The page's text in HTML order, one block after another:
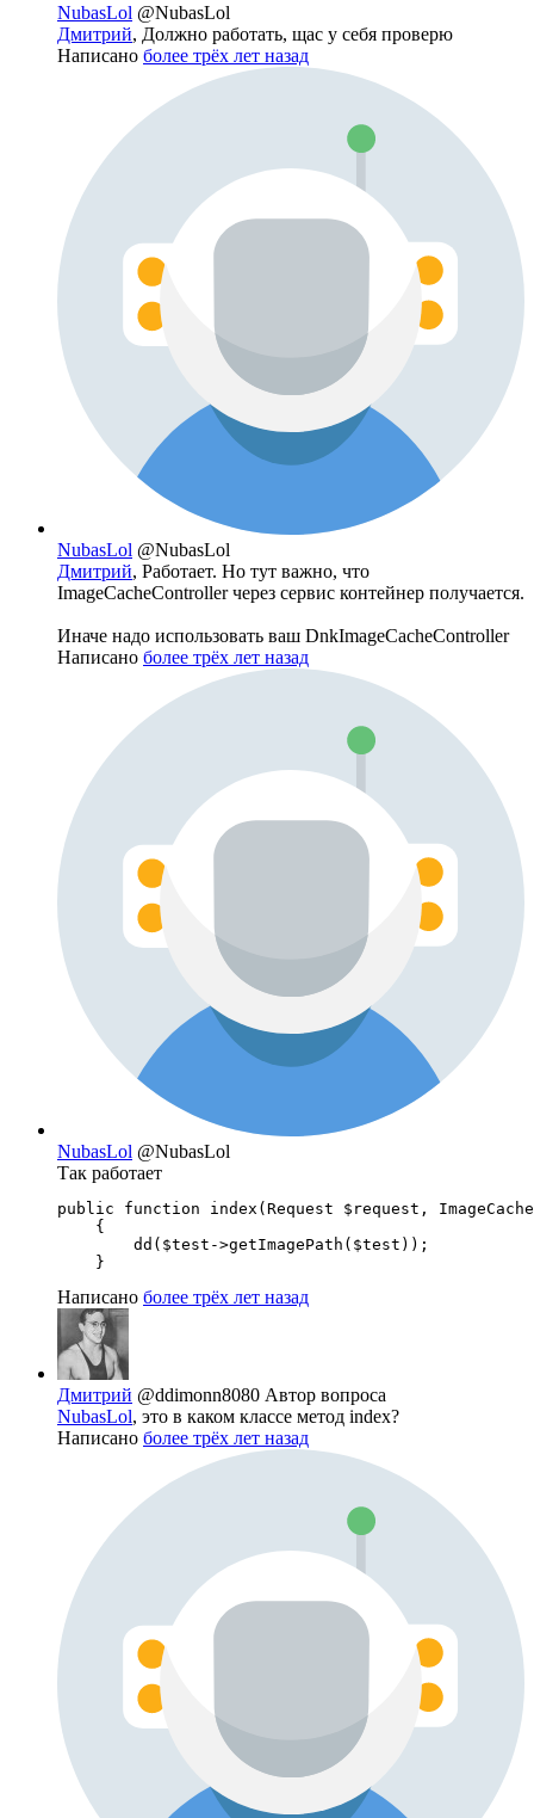
NubasLol @NubasLol
Дмитрий, Должно работать, щас у себя проверю
Написано более трёх лет назад
NubasLol @NubasLol
Дмитрий, Работает. Но тут важно, что
ImageCacheController через сервис контейнер получается.
Иначе надо использовать ваш DnkImageCacheController
Написано более трёх лет назад
NubasLol @NubasLol
Так работает
public function index(Request $request,
    {
        dd($test->getImagePath($test));
    }
Написано более трёх лет назад
Дмитрий @ddimonn8080 Автор вопроса
NubasLol, это в каком классе метод index?
Написано более трёх лет назад